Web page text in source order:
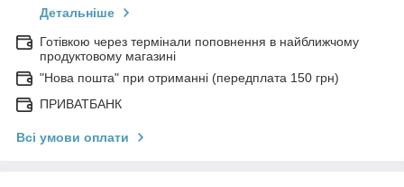
Детальніше
Готівкою через термінали поповнення в найближчому
продуктовому магазині
"Нова пошта" при отриманні (передплата 150 грн)
ПРИВАТБАНК
Всі умови оплати